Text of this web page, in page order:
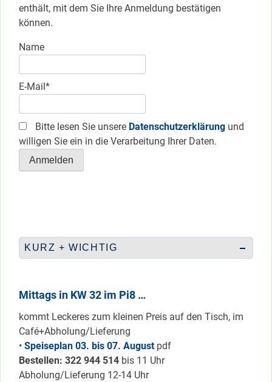
enthält, mit dem Sie Ihre Anmeldung bestätigen
können.
Name
E-Mail*
Bitte lesen Sie unsere Datenschutzerklärung und
willigen Sie ein in die Verarbeitung Ihrer Daten.
KURZ + WICHTIG
Mittags in KW 32 im Pi8 …
kommt Leckeres zum kleinen Preis auf den Tisch, im
Café+Abholung/Lieferung
• Speiseplan 03. bis 07. August pdf
Bestellen: 322 944 514 bis 11 Uhr
Abholung/Lieferung 12-14 Uhr